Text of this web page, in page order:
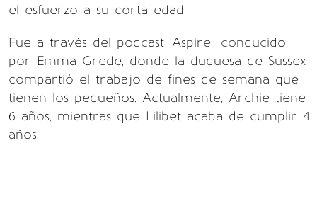
el esfuerzo a su corta edad.
Fue a través del podcast 'Aspire', conducido
por Emma Grede, donde la duquesa de Sussex
compartió el trabajo de fines de semana que
tienen los pequeños. Actualmente, Archie tiene
6 años, mientras que Lilibet acaba de cumplir 4
años.